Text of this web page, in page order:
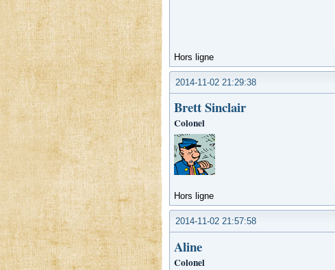
Hors ligne
2014-11-02 21:29:38
Brett Sinclair
Colonel
Hors ligne
2014-11-02 21:57:58
Aline
Colonel